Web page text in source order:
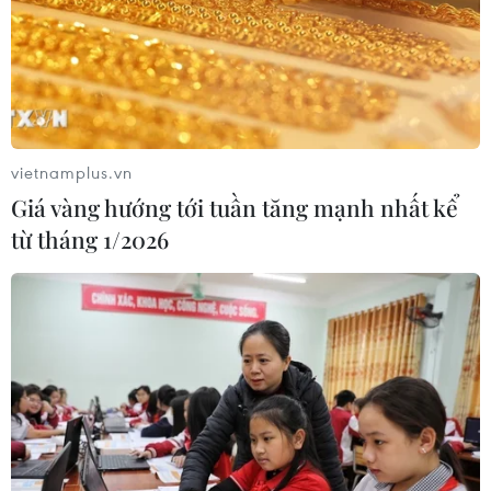
05/08/2026 14:59
Chính sách khuyến khích doanh
nghiệp tham gia hoạt động giáo dục
nghề nghiệp
05/08/2026 14:58
Thực hiện các nhiệm vụ trọng tâm
trong năm học 2026-2027
05/08/2026 13:13
Thi lại ở Tuyên Quang: Thí
sinh vẫn được xét tuyển đại học theo
nguyện vọng đã đăng ký
vietnamplus.vn
Giá vàng hướng tới tuần tăng mạnh nhất kể
từ tháng 1/2026